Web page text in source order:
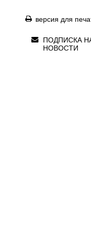
версия для
ПОДПИСКА
НОВОСТИ